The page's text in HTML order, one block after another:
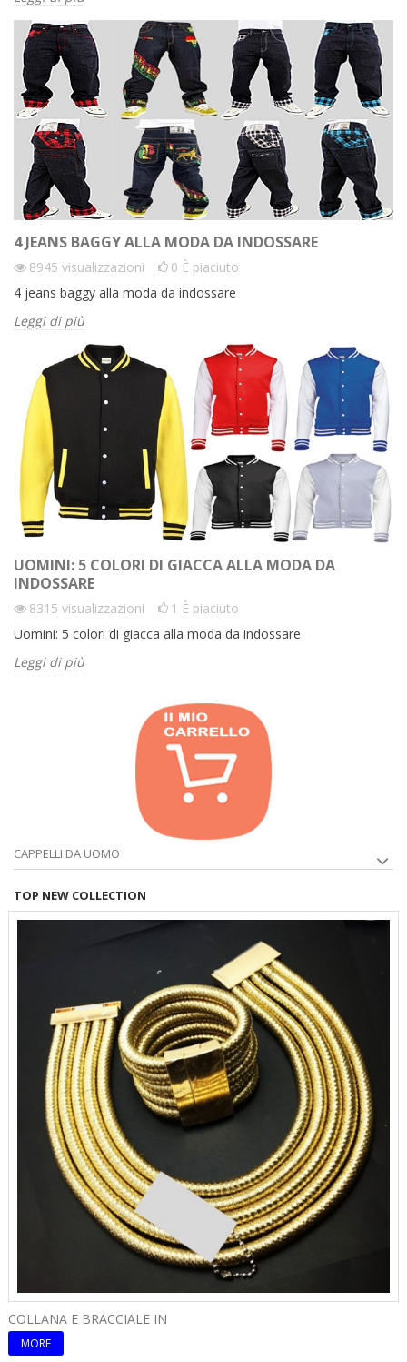
4 JEANS BAGGY ALLA MODA DA INDOSSARE
8945 visualizzazioni 0 È piaciuto
4 jeans baggy alla moda da indossare
Leggi di più
UOMINI: 5 COLORI DI GIACCA ALLA MODA DA
INDOSSARE
8315 visualizzazioni 1 È piaciuto
Uomini: 5 colori di giacca alla moda da indossare
Leggi di più
CAPPELLI DA UOMO
TOP NEW COLLECTION
COLLANA E BRACCIALE IN
MORE